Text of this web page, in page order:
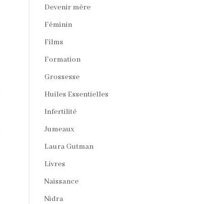
Devenir mère
Féminin
Films
Formation
Grossesse
Huiles Essentielles
Infertilité
Jumeaux
Laura Gutman
Livres
Naissance
Nidra